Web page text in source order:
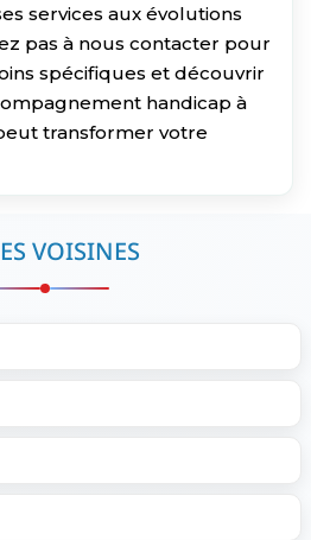
services aux évolutions
pas à nous contacter pour
spécifiques et découvrir
handicap à
transformer votre
VOISINES